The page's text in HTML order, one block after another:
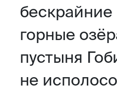
бескрайние
горные
пустыня
не